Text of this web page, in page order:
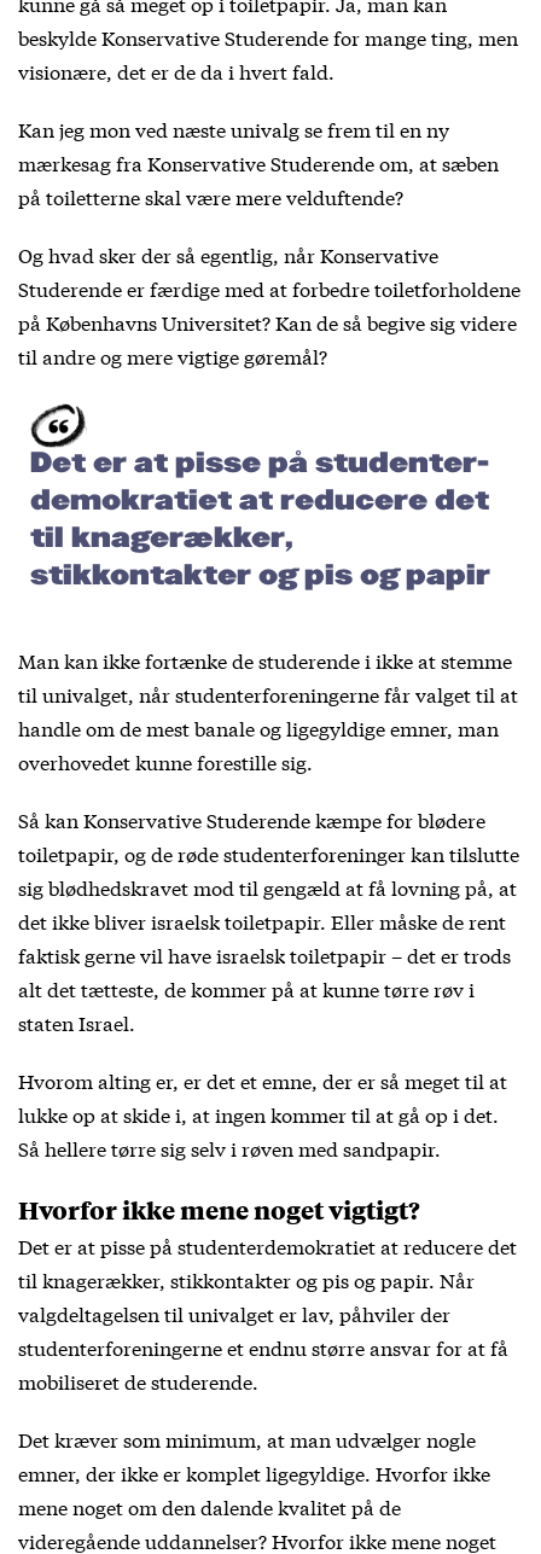
beskylde Konservative Studerende for mange ting, men
visionære, det er de da i hvert fald.
Kan jeg mon ved næste univalg se frem til en ny
mærkesag fra Konservative Studerende om, at sæben
på toiletterne skal være mere velduftende?
Og hvad sker der så egentlig, når Konservative
Studerende er færdige med at forbedre toiletforholdene
på Københavns Universitet? Kan de så begive sig videre
til andre og mere vigtige gøremål?
Det er at pisse på studenter-
demokratiet at reducere det
til knagerækker,
stikkontakter og pis og papir
Man kan ikke fortænke de studerende i ikke at stemme
til univalget, når studenterforeningerne får valget til at
handle om de mest banale og ligegyldige emner, man
overhovedet kunne forestille sig.
Så kan Konservative Studerende kæmpe for blødere
toiletpapir, og de røde studenterforeninger kan tilslutte
sig blødhedskravet mod til gengæld at få lovning på, at
det ikke bliver israelsk toiletpapir. Eller måske de rent
faktisk gerne vil have israelsk toiletpapir – det er trods
alt det tætteste, de kommer på at kunne tørre røv i
staten Israel.
Hvorom alting er, er det et emne, der er så meget til at
lukke op at skide i, at ingen kommer til at gå op i det.
Så hellere tørre sig selv i røven med sandpapir.
Hvorfor ikke mene noget vigtigt?
Det er at pisse på studenterdemokratiet at reducere det
til knagerækker, stikkontakter og pis og papir. Når
valgdeltagelsen til univalget er lav, påhviler der
studenterforeningerne et endnu større ansvar for at få
mobiliseret de studerende.
Det kræver som minimum, at man udvælger nogle
emner, der ikke er komplet ligegyldige. Hvorfor ikke
mene noget om den dalende kvalitet på de
videregående uddannelser? Hvorfor ikke mene noget